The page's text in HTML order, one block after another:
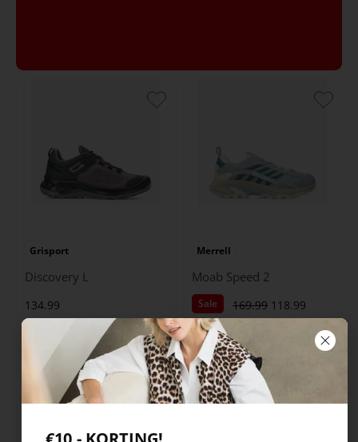
Grisport
Discovery L
134.99
Merrell
Moab Speed 2
Sale 169.99 118.99